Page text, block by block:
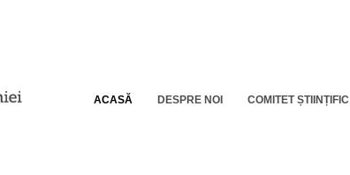
ACASĂ DESPRE NOI COMITET ȘTIINȚIFIC